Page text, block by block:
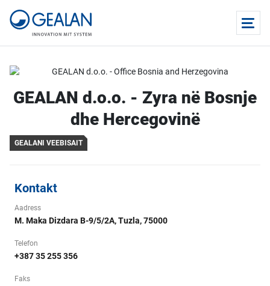
GEALAN d.o.o. - Zyra në Bosnje
dhe Hercegovinë
GEALANI VEEBISAIT
Kontakt
Aadress
M. Maka Dizdara B-9/5/2A, Tuzla, 75000
Telefon
+387 35 255 356
Faks